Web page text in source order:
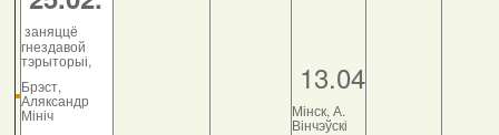
заняццё
гнездавой
тэрыторыі,
Брэст,
Аляксандр
Мініч
13.04
Мінск, А.
Вінчэўскі